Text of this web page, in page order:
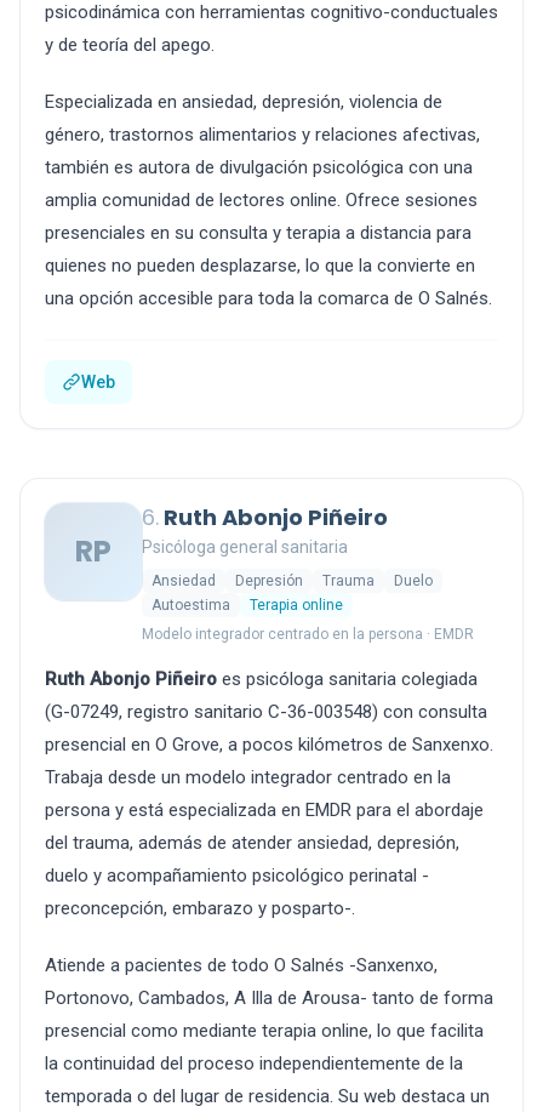
psicodinámica con herramientas cognitivo-conductuales
y de teoría del apego.
Especializada en ansiedad, depresión, violencia de
género, trastornos alimentarios y relaciones afectivas,
también es autora de divulgación psicológica con una
amplia comunidad de lectores online. Ofrece sesiones
presenciales en su consulta y terapia a distancia para
quienes no pueden desplazarse, lo que la convierte en
una opción accesible para toda la comarca de O Salnés.
Web
RP
6. Ruth Abonjo Piñeiro
Psicóloga general sanitaria
Ansiedad Depresión Trauma
Duelo
Autoestima
Terapia online
Modelo integrador centrado en la persona · EMDR
Ruth Abonjo Piñeiro es psicóloga sanitaria colegiada
(G-07249, registro sanitario C-36-003548) con consulta
presencial en O Grove, a pocos kilómetros de Sanxenxo.
Trabaja desde un modelo integrador centrado en la
persona y está especializada en EMDR para el abordaje
del trauma, además de atender ansiedad, depresión,
duelo y acompañamiento psicológico perinatal -
preconcepción, embarazo y posparto-.
Atiende a pacientes de todo O Salnés -Sanxenxo,
Portonovo, Cambados, A Illa de Arousa- tanto de forma
presencial como mediante terapia online, lo que facilita
la continuidad del proceso independientemente de la
temporada o del lugar de residencia. Su web destaca un